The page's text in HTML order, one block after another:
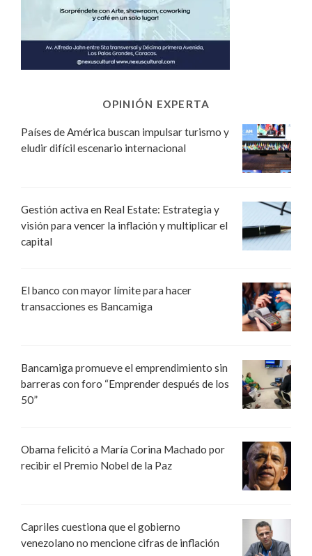
OPINIÓN EXPERTA
Países de América buscan impulsar turismo y
eludir difícil escenario internacional
Gestión activa en Real Estate: Estrategia y
visión para vencer la inflación y multiplicar el
capital
El banco con mayor límite para hacer
transacciones es Bancamiga
Bancamiga promueve el emprendimiento sin
barreras con foro “Emprender después de los
50”
Obama felicitó a María Corina Machado por
recibir el Premio Nobel de la Paz
Capriles cuestiona que el gobierno
venezolano no mencione cifras de inflación